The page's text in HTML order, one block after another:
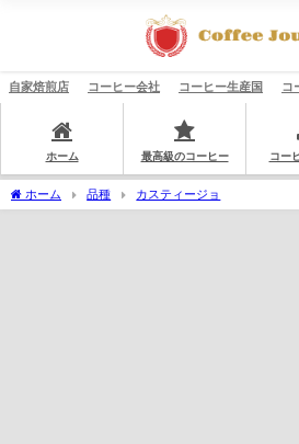
自家焙煎店 コーヒー会社 コーヒー生産国 コ
ホーム 最高級のコーヒー コー
ホーム 品種 カスティージョ